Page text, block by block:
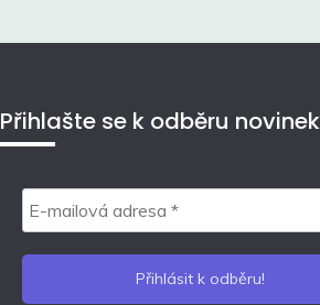
Přihlašte se k odběru novinek